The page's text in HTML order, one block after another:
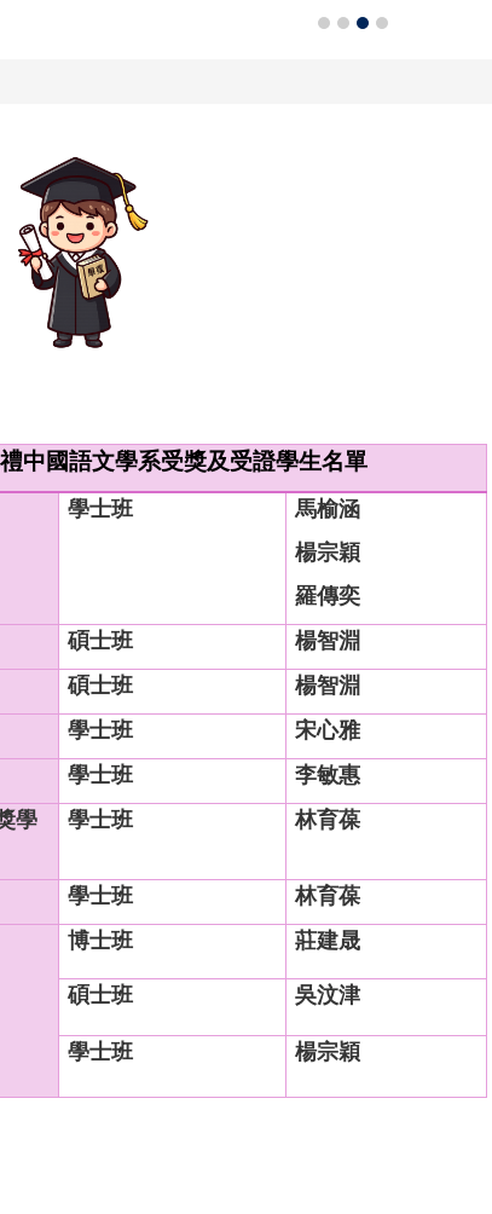
中國語文學系受獎及受證學生名單
學士班
馬榆涵
楊宗穎
羅傳奕
碩士班
楊智淵
碩士班
楊智淵
學士班
宋心雅
學士班
李敏惠
學
學士班 林育葆
學士班 林育葆
博士班 莊建晟
碩士班 吳汶津
學士班 楊宗穎